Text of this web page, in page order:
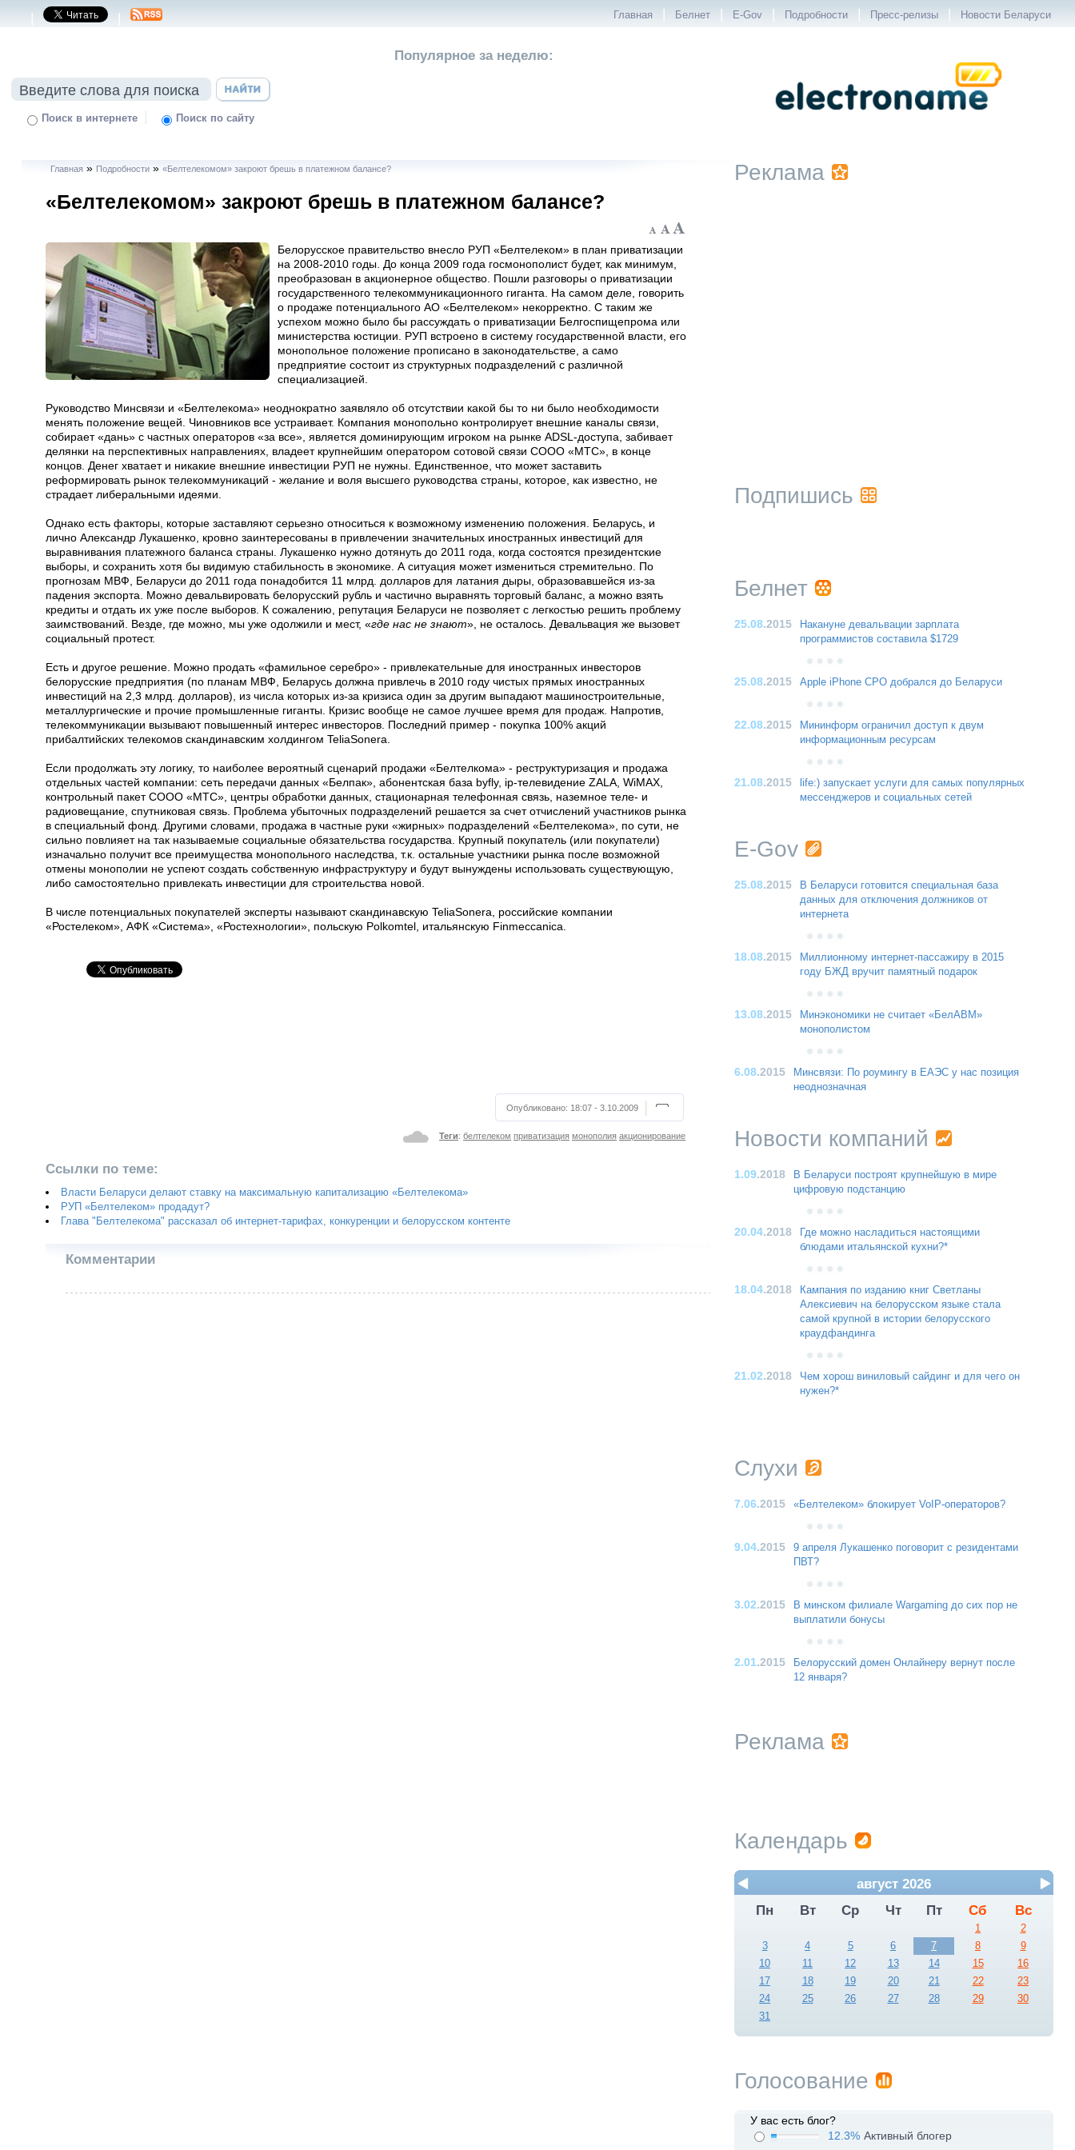
| | Главная | Белнет | E-Gov | Подробности | Пресс-релизы | Новости Беларуси
Поиск в интернете | Поиск по сайту
Популярное за неделю:
Главная » Подробности» «Белтелекомом» закроют брешь в платежном балансе?
«Белтелекомом» закроют брешь в платежном балансе?
Белорусское правительство внесло РУП «Белтелеком» в план приватизации
на 2008-2010 годы. До конца 2009 года госмонополист будет, как минимум,
преобразован в акционерное общество. Пошли разговоры о приватизации
государственного телекоммуникационного гиганта. На самом деле, говорить
о продаже потенциального АО «Белтелеком» некорректно. С таким же
успехом можно было бы рассуждать о приватизации Белгоспищепрома или
министерства юстиции. РУП встроено в систему государственной власти, его
монопольное положение прописано в законодательстве, а само
предприятие состоит из структурных подразделений с различной
специализацией.
Руководство Минсвязи и «Белтелекома» неоднократно заявляло об отсутствии какой бы то ни было необходимости
менять положение вещей. Чиновников все устраивает. Компания монопольно контролирует внешние каналы связи,
собирает «дань» с частных операторов «за все», является доминирующим игроком на рынке ADSL-доступа, забивает
делянки на перспективных направлениях, владеет крупнейшим оператором сотовой связи СООО «МТС», в конце
концов. Денег хватает и никакие внешние инвестиции РУП не нужны. Единственное, что может заставить
реформировать рынок телекоммуникаций - желание и воля высшего руководства страны, которое, как известно, не
страдает либеральными идеями.
Однако есть факторы, которые заставляют серьезно относиться к возможному изменению положения. Беларусь, и
лично Александр Лукашенко, кровно заинтересованы в привлечении значительных иностранных инвестиций для
выравнивания платежного баланса страны. Лукашенко нужно дотянуть до 2011 года, когда состоятся президентские
выборы, и сохранить хотя бы видимую стабильность в экономике. А ситуация может измениться стремительно. По
прогнозам МВФ, Беларуси до 2011 года понадобится 11 млрд. долларов для латания дыры, образовавшейся из-за
падения экспорта. Можно девальвировать белорусский рубль и частично выравнять торговый баланс, а можно взять
кредиты и отдать их уже после выборов. К сожалению, репутация Беларуси не позволяет с легкостью решить проблему
заимствований. Везде, где можно, мы уже одолжили и мест, «где нас не знают», не осталось. Девальвация же вызовет
социальный протест.
Есть и другое решение. Можно продать «фамильное серебро» - привлекательные для иностранных инвесторов
белорусские предприятия (по планам МВФ, Беларусь должна привлечь в 2010 году чистых прямых иностранных
инвестиций на 2,3 млрд. долларов), из числа которых из-за кризиса один за другим выпадают машиностроительные,
металлургические и прочие промышленные гиганты. Кризис вообще не самое лучшее время для продаж. Напротив,
телекоммуникации вызывают повышенный интерес инвесторов. Последний пример - покупка 100% акций
прибалтийских телекомов скандинавским холдингом TeliaSonera.
Если продолжать эту логику, то наиболее вероятный сценарий продажи «Белтелкома» - реструктуризация и продажа
отдельных частей компании: сеть передачи данных «Белпак», абонентская база byfly, ip-телевидение ZALA, WiMAX,
контрольный пакет СООО «МТС», центры обработки данных, стационарная телефонная связь, наземное теле- и
радиовещание, спутниковая связь. Проблема убыточных подразделений решается за счет отчислений участников рынка
в специальный фонд. Другими словами, продажа в частные руки «жирных» подразделений «Белтелекома», по сути, не
сильно повлияет на так называемые социальные обязательства государства. Крупный покупатель (или покупатели)
изначально получит все преимущества монопольного наследства, т.к. остальные участники рынка после возможной
отмены монополии не успеют создать собственную инфраструктуру и будут вынуждены использовать существующую,
либо самостоятельно привлекать инвестиции для строительства новой.
В числе потенциальных покупателей эксперты называют скандинавскую TeliaSonera, российские компании
«Ростелеком», АФК «Система», «Ростехнологии», польскую Polkomtel, итальянскую Finmeccanica.
Опубликовано: 18:07 - 3.10.2009
Теги: белтелеком приватизация монополия акционирование
Ссылки по теме:
Власти Беларуси делают ставку на максимальную капитализацию «Белтелекома»
РУП «Белтелеком» продадут?
Глава "Белтелекома" рассказал об интернет-тарифах, конкуренции и белорусском контенте
Комментарии
Реклама
Подпишись
Белнет
25.08.2015
Накануне девальвации зарплата
программистов составила $1729
25.08.2015 Apple iPhone CPO добрался до Беларуси
22.08.2015
Мининформ ограничил доступ к двум
информационным ресурсам
21.08.2015
life:) запускает услуги для самых популярных
мессенджеров и социальных сетей
E-Gov
25.08.2015
В Беларуси готовится специальная база
данных для отключения должников от
интернета
18.08.2015
Миллионному интернет-пассажиру в 2015
году БЖД вручит памятный подарок
13.08.2015
Минэкономики не считает «БелАВМ»
монополистом
6.08.2015
Минсвязи: По роумингу в ЕАЭС у нас позиция
неоднозначная
Новости компаний
1.09.2018
В Беларуси построят крупнейшую в мире
цифровую подстанцию
20.04.2018
Где можно насладиться настоящими
блюдами итальянской кухни?*
18.04.2018
Кампания по изданию книг Светланы
Алексиевич на белорусском языке стала
самой крупной в истории белорусского
краудфандинга
21.02.2018
Чем хорош виниловый сайдинг и для чего он
нужен?*
Слухи
7.06.2015 «Белтелеком» блокирует VoIP-операторов?
9.04.2015
9 апреля Лукашенко поговорит с резидентами
ПВТ?
3.02.2015
В минском филиале Wargaming до сих пор не
выплатили бонусы
2.01.2015
Белорусский домен Онлайнеру вернут после
12 января?
Реклама
Календарь
август 2026
Пн
Вт Ср Чт Пт Сб Вс
1
2
3
4 5 6 7 8
9
10
11 12 13 14 15
16
17
18 19 20 21 22
23
24
25 26 27 28 29
30
31
Голосование
У вас есть блог?
12.3% Активный блогер